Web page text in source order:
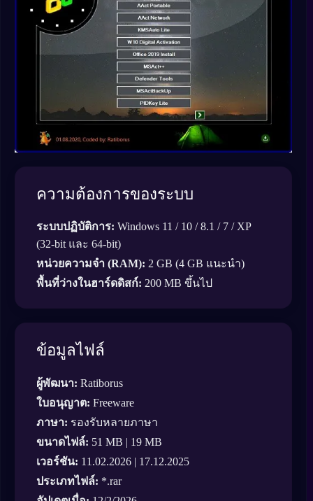
ความต้องการของระบบ
ระบบปฏิบัติการ: Windows 11 / 10 / 8.1 / 7 / XP
(32-bit และ 64-bit)
หน่วยความจำ (RAM): 2 GB (4 GB แนะนำ)
พื้นที่ว่างในฮาร์ดดิสก์: 200 MB ขึ้นไป
ข้อมูลไฟล์
ผู้พัฒนา: Ratiborus
ใบอนุญาต: Freeware
ภาษา: รองรับหลายภาษา
ขนาดไฟล์: 51 MB | 19 MB
เวอร์ชัน: 11.02.2026 | 17.12.2025
ประเภทไฟล์: *.rar